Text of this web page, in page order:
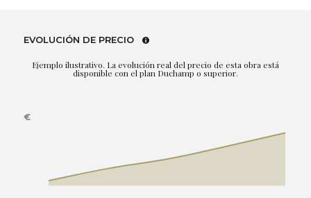
EVOLUCIÓN DE PRECIO
Ejemplo ilustrativo. La evolución real del precio de esta obra está
disponible con el plan Duchamp o superior.